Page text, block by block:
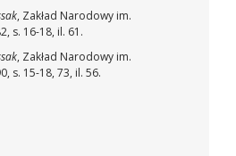
, Zakład Narodowy im.
s. 16-18, il. 61.
, Zakład Narodowy im.
s. 15-18, 73, il. 56.